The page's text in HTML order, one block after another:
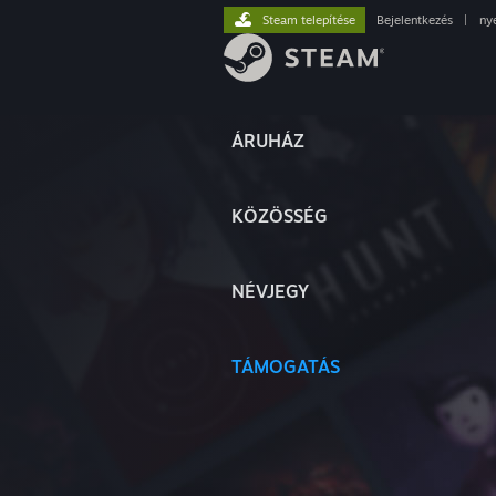
ÁRUHÁZ
KÖZÖSSÉG
NÉVJEGY
TÁMOGATÁS
Steam telepítése Bejelentkezés